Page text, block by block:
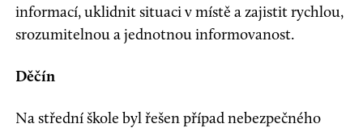
informací, uklidnit situaci v místě a zajistit rychlou,
srozumitelnou a jednotnou informovanost.
Děčín
Na střední škole byl řešen případ nebezpečného